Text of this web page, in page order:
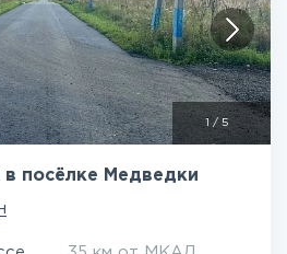
/ 5
в посёлке Медведки